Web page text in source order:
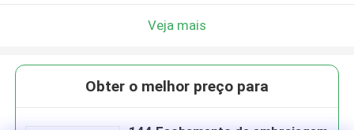
Veja mais
Obter o melhor preço para